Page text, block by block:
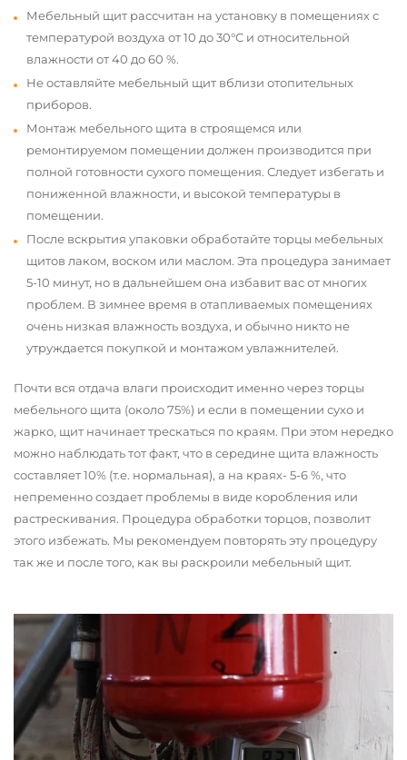
Мебельный щит рассчитан на установку в помещениях с
температурой воздуха от 10 до 30°С и относительной
влажности от 40 до 60 %.
Не оставляйте мебельный щит вблизи отопительных
приборов.
Монтаж мебельного щита в строящемся или
ремонтируемом помещении должен производится при
полной готовности сухого помещения. Следует избегать и
пониженной влажности, и высокой температуры в
помещении.
После вскрытия упаковки обработайте торцы мебельных
щитов лаком, воском или маслом. Эта процедура занимает
5-10 минут, но в дальнейшем она избавит вас от многих
проблем. В зимнее время в отапливаемых помещениях
очень низкая влажность воздуха, и обычно никто не
утруждается покупкой и монтажом увлажнителей.
Почти вся отдача влаги происходит именно через торцы
мебельного щита (около 75%) и если в помещении сухо и
жарко, щит начинает трескаться по краям. При этом нередко
можно наблюдать тот факт, что в середине щита влажность
составляет 10% (т.е. нормальная), а на краях- 5-6 %, что
непременно создает проблемы в виде коробления или
растрескивания. Процедура обработки торцов, позволит
этого избежать. Мы рекомендуем повторять эту процедуру
так же и после того, как вы раскроили мебельный щит.